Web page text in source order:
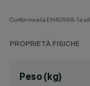
Conforme alla EN60598-1 e
PROPRIETÀ FISICHE
Peso (kg)